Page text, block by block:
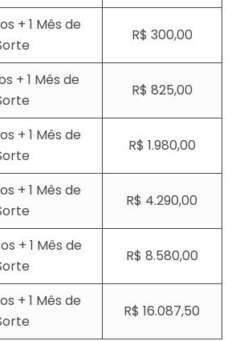
+ 1 Mês de
R$ 300,00
+ 1 Mês de
R$ 825,00
+ 1 Mês de
R$ 1.980,00
+ 1 Mês de
R$ 4.290,00
+ 1 Mês de
R$ 8.580,00
+ 1 Mês de
R$ 16.087,50